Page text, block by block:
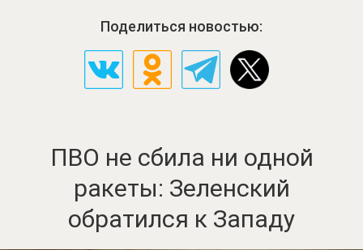
Поделиться новостью:
ПВО не сбила ни одной
ракеты: Зеленский
обратился к Западу